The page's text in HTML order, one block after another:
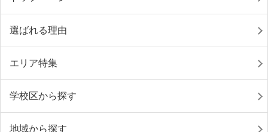
選ばれる理由
エリア特集
学校区から探す
地域から探す